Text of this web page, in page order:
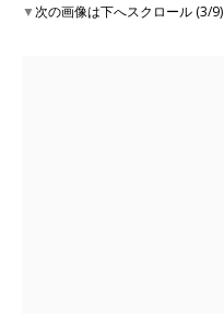
▼次の画像は下へスクロール (3/9)